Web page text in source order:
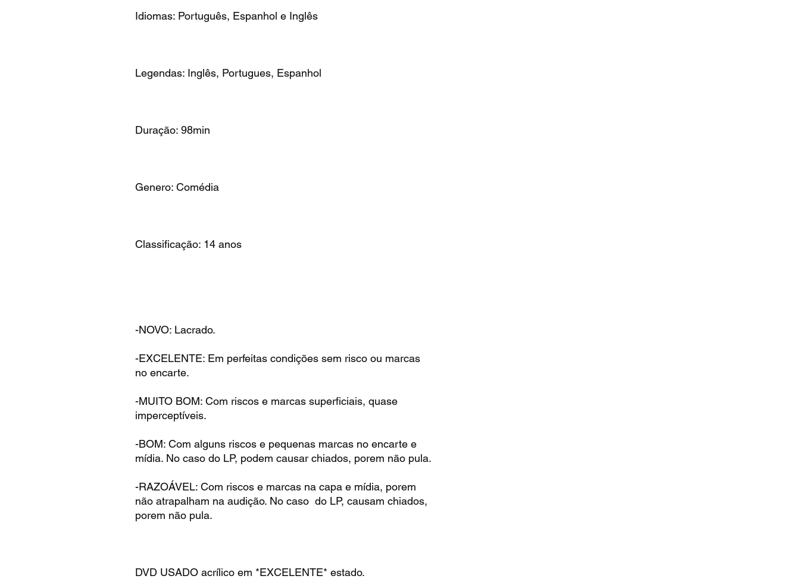
Idiomas: Português, Espanhol e Inglês
Legendas: Inglês, Portugues, Espanhol
Duração: 98min
Genero: Comédia
Classificação: 14 anos
-NOVO: Lacrado.
-EXCELENTE: Em perfeitas condições sem risco ou marcas
no encarte.
-MUITO BOM: Com riscos e marcas superficiais, quase
imperceptíveis.
-BOM: Com alguns riscos e pequenas marcas no encarte e
mídia. No caso do LP, podem causar chiados, porem não pula.
-RAZOÁVEL: Com riscos e marcas na capa e mídia, porem
não atrapalham na audição. No caso do LP, causam chiados,
porem não pula.
DVD USADO acrílico em *EXCELENTE* estado.